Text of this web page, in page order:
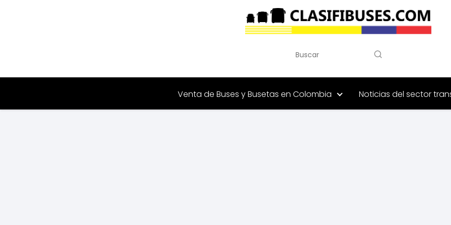
Venta de Buses y Busetas en Colombia Noticias del sector